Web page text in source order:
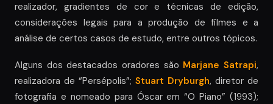
realizador, gradientes de cor e técnicas de edição,
considerações legais para a produção de filmes e a
análise de certos casos de estudo, entre outros tópicos.
Alguns dos destacados oradores são Marjane Satrapi,
realizadora de “Persépolis”; Stuart Dryburgh, diretor de
fotografia e nomeado para Óscar em “O Piano” (1993);